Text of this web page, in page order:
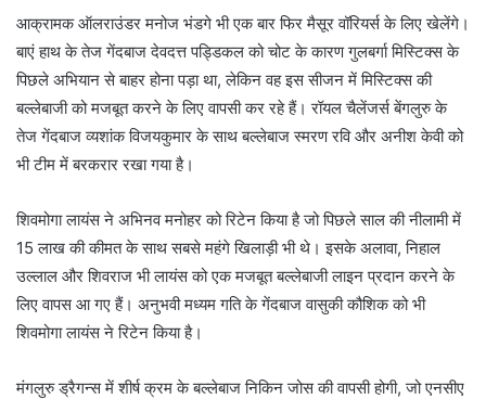
आक्रामक ऑलराउंडर मनोज भंडगे भी एक बार फिर मैसूर वॉरियर्स के लिए खेलेंगे।
बाएं हाथ के तेज गेंदबाज देवदत्त पड्डिकल को चोट के कारण गुलबर्गा मिस्टिक्स के
पिछले अभियान से बाहर होना पड़ा था, लेकिन वह इस सीजन में मिस्टिक्स की
बल्लेबाजी को मजबूत करने के लिए वापसी कर रहे हैं। रॉयल चैलेंजर्स बेंगलुरु के
तेज गेंदबाज व्यशांक विजयकुमार के साथ बल्लेबाज स्मरण रवि और अनीश केवी को
भी टीम में बरकरार रखा गया है।
शिवमोगा लायंस ने अभिनव मनोहर को रिटेन किया है जो पिछले साल की नीलामी में
15 लाख की कीमत के साथ सबसे महंगे खिलाड़ी भी थे। इसके अलावा, निहाल
उल्लाल और शिवराज भी लायंस को एक मजबूत बल्लेबाजी लाइन प्रदान करने के
लिए वापस आ गए हैं। अनुभवी मध्यम गति के गेंदबाज वासुकी कौशिक को भी
शिवमोगा लायंस ने रिटेन किया है।
मंगलुरु ड्रैगन्स में शीर्ष क्रम के बल्लेबाज निकिन जोस की वापसी होगी, जो एनसीए